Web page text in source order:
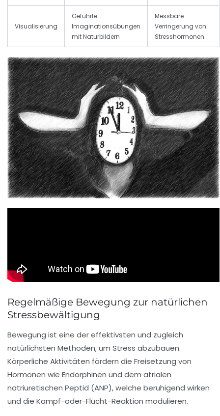
Visualisierung
Geführte
Imaginationsübungen
mit Naturbildern
Messbare
Verringerung von
Stresshormonen
Regelmäßige Bewegung zur natürlichen
Stressbewältigung
Bewegung ist eine der effektivsten und zugleich
natürlichsten Methoden, um Stress abzubauen.
Körperliche Aktivitäten fördern die Freisetzung von
Hormonen wie Endorphinen und dem atrialen
natriuretischen Peptid (ANP), welche beruhigend wirken
und die Kampf-oder-Flucht-Reaktion modulieren.